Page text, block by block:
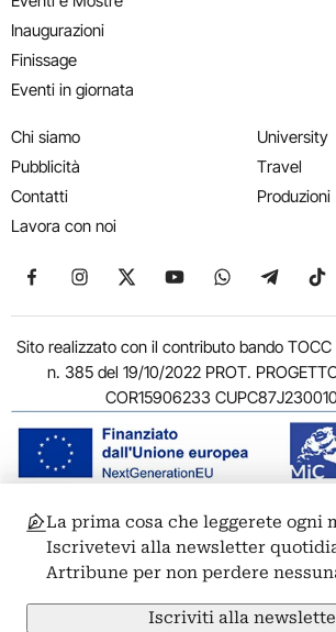
Inaugurazioni
Finissage
Eventi in giornata
Chi siamo
Pubblicità
Contatti
Lavora con noi
University
Travel
Produzioni
Seguici su Facebook
Seguici su Instagram
Seguici su X
Seguici su YouTube
Seguici su
Seguici
Sito realizzato con il contributo bando
n. 385 del 19/10/2022 PROT.
COR15906233
© 2011-2026 ARTRIBUNE srl – Corso Vittorio
00186 Roma - P.I. 11381581005
Privacy: Responsabile della protezione dei
ARTRIBUNE srl – Corso Vittorio Emanuele II,
La prima cosa che leggerete ogni
Iscrivetevi alla newsletter
Artribune per non perdere
Iscriviti alla